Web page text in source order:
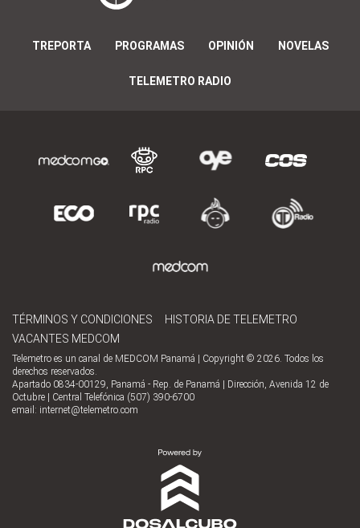
TREPORTA PROGRAMAS OPINIÓN NOVELAS
TELEMETRO RADIO
TÉRMINOS Y CONDICIONES
HISTORIA DE TELEMETRO
VACANTES MEDCOM
Telemetro es un canal de MEDCOM Panamá | Copyright © 2026. Todos los
derechos reservados.
Apartado 0834-00129, Panamá - Rep. de Panamá | Dirección, Avenida 12 de
Octubre | Central Telefónica (507) 390-6700
email: internet@telemetro.com